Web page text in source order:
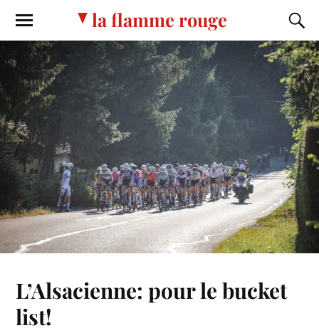
la flamme rouge
L’Alsacienne: pour le bucket
list!